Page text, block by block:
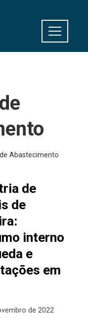
Abastecimento
de
de
interno
e
em
de 2022